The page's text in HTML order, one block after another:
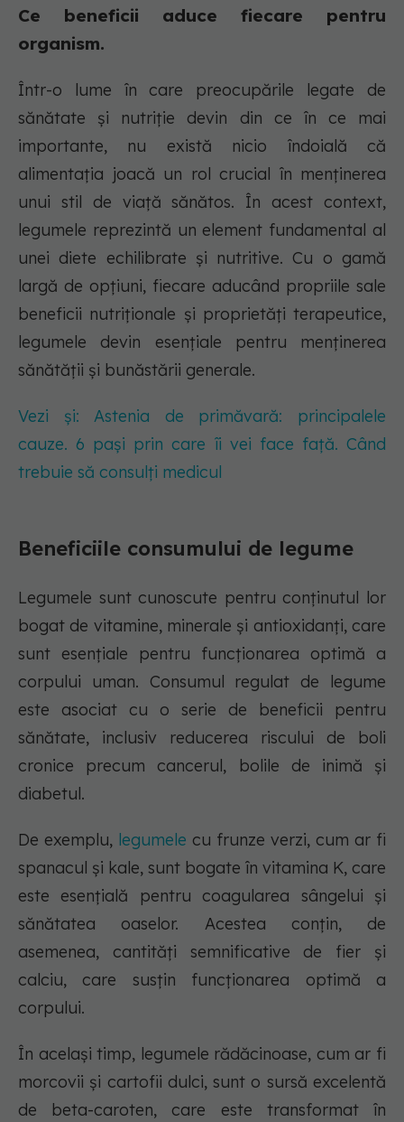
Ce beneficii aduce fiecare pentru
organism.
Într-o lume în care preocupările legate de
sănătate și nutriție devin din ce în ce mai
importante, nu există nicio îndoială că
alimentația joacă un rol crucial în menținerea
unui stil de viață sănătos. În acest context,
legumele reprezintă un element fundamental al
unei diete echilibrate și nutritive. Cu o gamă
largă de opțiuni, fiecare aducând propriile sale
beneficii nutriționale și proprietăți terapeutice,
legumele devin esențiale pentru menținerea
sănătății și bunăstării generale.
Vezi și: Astenia de primăvară: principalele
cauze. 6 pași prin care îi vei face față. Când
trebuie să consulți medicul
Beneficiile consumului de legume
Legumele sunt cunoscute pentru conținutul lor
bogat de vitamine, minerale și antioxidanți, care
sunt esențiale pentru funcționarea optimă a
corpului uman. Consumul regulat de legume
este asociat cu o serie de beneficii pentru
sănătate, inclusiv reducerea riscului de boli
cronice precum cancerul, bolile de inimă și
diabetul.
De exemplu, legumele cu frunze verzi, cum ar fi
spanacul și kale, sunt bogate în vitamina K, care
este esențială pentru coagularea sângelui și
sănătatea oaselor. Acestea conțin, de
asemenea, cantități semnificative de fier și
calciu, care susțin funcționarea optimă a
corpului.
În același timp, legumele rădăcinoase, cum ar fi
morcovii și cartofii dulci, sunt o sursă excelentă
de beta-caroten, care este transformat în